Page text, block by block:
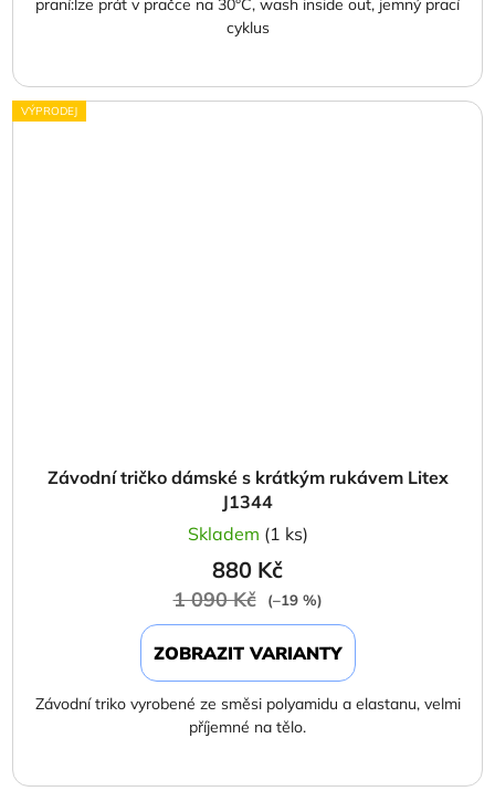
praní:lze prát v pračce na 30°C, wash inside out, jemný prací
cyklus
VÝPRODEJ
Závodní tričko dámské s krátkým rukávem Litex
J1344
Skladem (1 ks)
880 Kč
1 090 Kč (–19 %)
ZOBRAZIT VARIANTY
Závodní triko vyrobené ze směsi polyamidu a elastanu, velmi
příjemné na tělo.